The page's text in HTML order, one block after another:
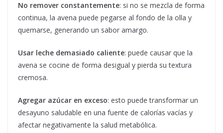
No remover constantemente: si no se mezcla de forma
continua, la avena puede pegarse al fondo de la olla y
quemarse, generando un sabor amargo.
Usar leche demasiado caliente: puede causar que la
avena se cocine de forma desigual y pierda su textura
cremosa.
Agregar azúcar en exceso: esto puede transformar un
desayuno saludable en una fuente de calorías vacías y
afectar negativamente la salud metabólica.